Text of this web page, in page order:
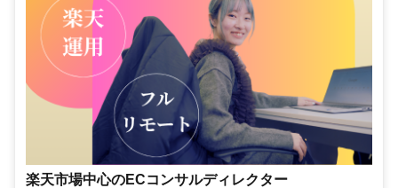
楽天市場中心のECコンサルディレクター